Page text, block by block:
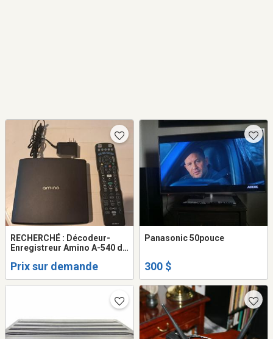
RECHERCHÉ : Décodeur-
Enregistreur Amino A-540 de
Prix sur demande
Panasonic 50pouce
300 $